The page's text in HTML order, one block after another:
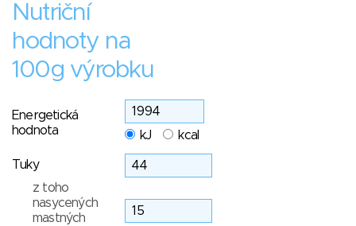
Nutriční
hodnoty na
100g výrobku
Energetická
hodnota
kJ kcal
Tuky
z toho
nasycených
mastných